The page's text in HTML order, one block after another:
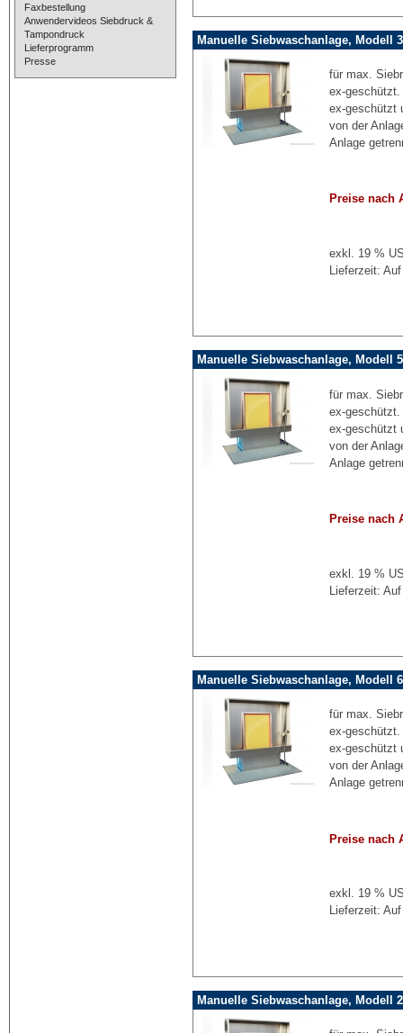
Faxbestellung
Anwendervideos Siebdruck &
Tampondruck
Lieferprogramm
Presse
Manuelle Siebwaschanlage, Modell
für max.
ex-geschützt.
ex-geschützt
von der
Anlage
Preise nach
exkl. 19 %
Lieferzeit:
Manuelle Siebwaschanlage, Modell
für max.
ex-geschützt.
ex-geschützt
von der
Anlage
Preise nach
exkl. 19 %
Lieferzeit:
Manuelle Siebwaschanlage, Modell
für max.
ex-geschützt.
ex-geschützt
von der
Anlage
Preise nach
exkl. 19 %
Lieferzeit:
Manuelle Siebwaschanlage, Modell